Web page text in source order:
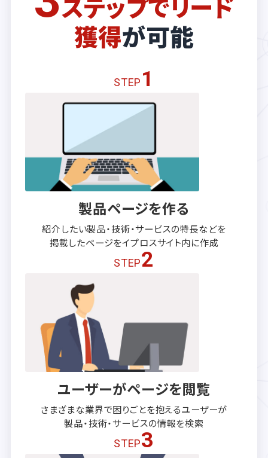
獲得が可能
STEP 1
製品ページを作る
紹介したい製品・技術・サービスの特長などを
掲載したページをイプロスサイト内に作成
STEP2
ユーザーがページを閲覧
さまざまな業界で困りごとを抱えるユーザーが
製品・技術・サービスの情報を検索
STEP3